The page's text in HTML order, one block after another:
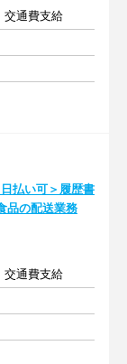
交通費支給
払い可＞履歴書
品の配送業務
交通費支給